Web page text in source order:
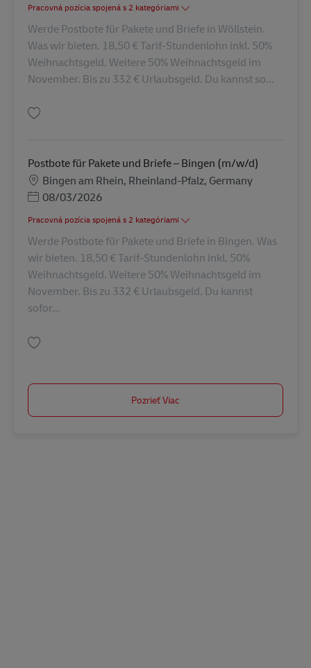
Pracovná pozícia spojená s 2 kategóriami
Werde Postbote für Pakete und Briefe in Wöllstein.
Was wir bieten. 18,50 € Tarif-Stundenlohn inkl. 50%
Weihnachtsgeld. Weitere 50% Weihnachtsgeld im
November. Bis zu 332 € Urlaubsgeld. Du kannst so...
Postbote für Pakete und Briefe – Bingen (m/w/d)
MiestoBingen am Rhein, Rheinland-Pfalz, Germany
Posted Date
08/03/2026
Pracovná pozícia spojená s 2 kategóriami
Werde Postbote für Pakete und Briefe in Bingen. Was
wir bieten. 18,50 € Tarif-Stundenlohn inkl. 50%
Weihnachtsgeld. Weitere 50% Weihnachtsgeld im
November. Bis zu 332 € Urlaubsgeld. Du kannst
sofor...
Pozrieť Viac